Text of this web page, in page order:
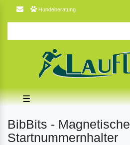
Hundeberatung
☰
BibBits - Magnetische
Startnummernhalter